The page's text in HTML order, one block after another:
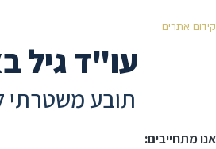
קידום אתרים
עו"ד גיל
תובע משטרתי
אנו מתחייבים: